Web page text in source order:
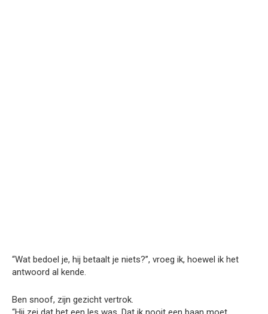
“Wat bedoel je, hij betaalt je niets?”, vroeg ik, hoewel ik het
antwoord al kende.
Ben snoof, zijn gezicht vertrok.